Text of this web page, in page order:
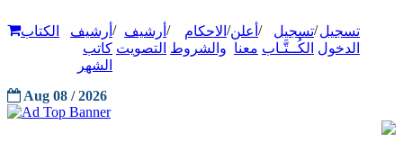
تسجيل
الدخول
/تسجيل
الكُــتَّـاب
/ أعلن
معنا
/ الاحكام
والشروط
/ أرشيف
التصويت
/ أرشيف
كاتب
الشهر
الكتاب
Aug 08 / 2026